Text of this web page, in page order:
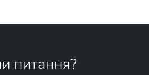
питання?